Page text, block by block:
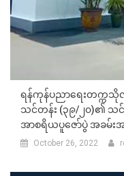
ရန်ကုန်ပညာရေးတက္ကသို
သင်တန်း (၃၉/၂၀)၏ သင်
အာစရိယပူဇော်ပွဲ အခမ်းအ
October 26, 2022